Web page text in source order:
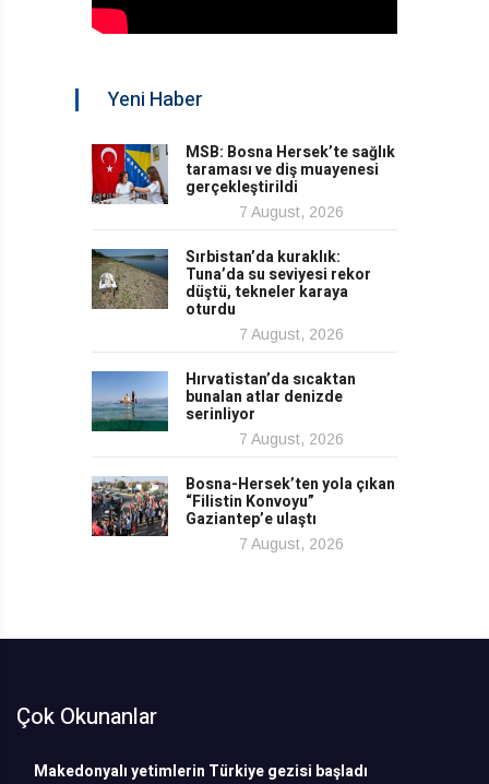
Yeni Haber
MSB: Bosna Hersek’te sağlık
taraması ve diş muayenesi
gerçekleştirildi
7 August, 2026
Sırbistan’da kuraklık:
Tuna’da su seviyesi rekor
düştü, tekneler karaya
oturdu
7 August, 2026
Hırvatistan’da sıcaktan
bunalan atlar denizde
serinliyor
7 August, 2026
Bosna-Hersek’ten yola çıkan
“Filistin Konvoyu”
Gaziantep’e ulaştı
7 August, 2026
Çok Okunanlar
Makedonyalı yetimlerin Türkiye gezisi başladı